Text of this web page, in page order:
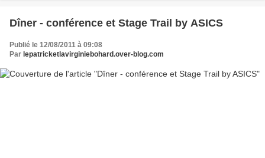
Dîner - conférence et Stage Trail by ASICS
Publié le 12/08/2011 à 09:08
Par lepatricketlavirginiebohard.over-blog.com